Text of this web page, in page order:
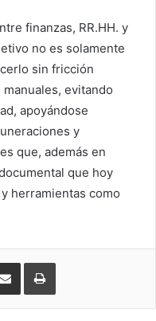
finanzas, RR.HH. y
no es solamente
sin fricción
evitando
apoyándose
y
que, además en
que hoy
herramientas como